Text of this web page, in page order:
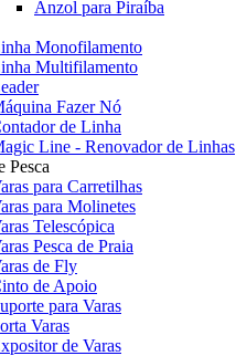
Anzol para Piraíba
Monofilamento
Multifilamento
Fazer Nó
de Linha
Line - Renovador de Linhas
Pesca
para Carretilhas
para Molinetes
Telescópica
Pesca de Praia
de Fly
de Apoio
para Varas
Varas
de Varas